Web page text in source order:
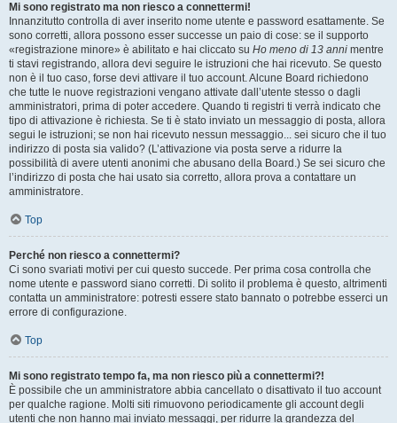
Mi sono registrato ma non riesco a connettermi!
Innanzitutto controlla di aver inserito nome utente e password esattamente. Se
sono corretti, allora possono esser successe un paio di cose: se il supporto
«registrazione minore» è abilitato e hai cliccato su Ho meno di 13 anni mentre
ti stavi registrando, allora devi seguire le istruzioni che hai ricevuto. Se questo
non è il tuo caso, forse devi attivare il tuo account. Alcune Board richiedono
che tutte le nuove registrazioni vengano attivate dall’utente stesso o dagli
amministratori, prima di poter accedere. Quando ti registri ti verrà indicato che
tipo di attivazione è richiesta. Se ti è stato inviato un messaggio di posta, allora
segui le istruzioni; se non hai ricevuto nessun messaggio... sei sicuro che il tuo
indirizzo di posta sia valido? (L’attivazione via posta serve a ridurre la
possibilità di avere utenti anonimi che abusano della Board.) Se sei sicuro che
l’indirizzo di posta che hai usato sia corretto, allora prova a contattare un
amministratore.
Top
Perché non riesco a connettermi?
Ci sono svariati motivi per cui questo succede. Per prima cosa controlla che
nome utente e password siano corretti. Di solito il problema è questo, altrimenti
contatta un amministratore: potresti essere stato bannato o potrebbe esserci un
errore di configurazione.
Top
Mi sono registrato tempo fa, ma non riesco più a connettermi?!
È possibile che un amministratore abbia cancellato o disattivato il tuo account
per qualche ragione. Molti siti rimuovono periodicamente gli account degli
utenti che non hanno mai inviato messaggi, per ridurre la grandezza del